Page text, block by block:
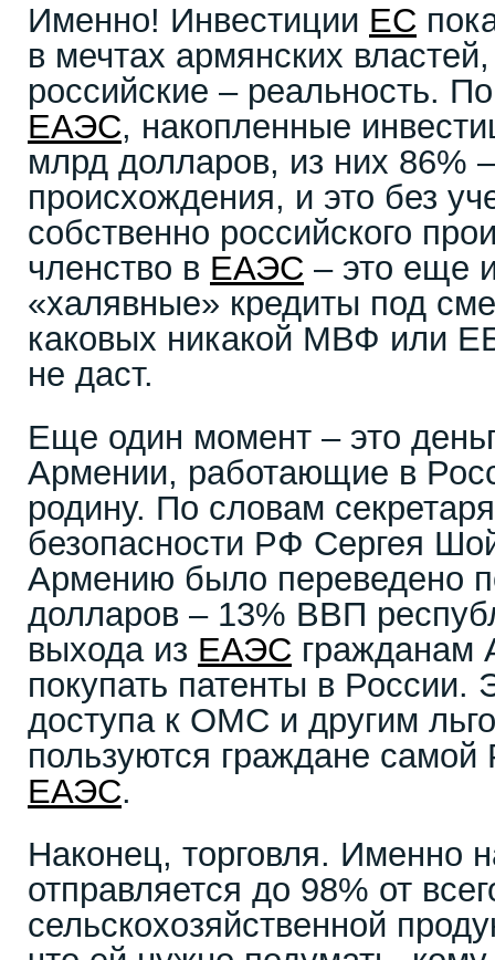
Именно! Инвестиции ЕС
в мечтах армянских
российские – реальность.
ЕАЭС, накопленные
млрд долларов, из них 86%
происхождения, и это без
собственно российского
членство в ЕАЭС – это еще
«халявные» кредиты под
каковых никакой МВФ или
не даст.
Еще один момент – это
Армении, работающие в
родину. По словам
безопасности РФ Сергея
Армению было переведено
долларов – 13% ВВП
выхода из ЕАЭС гражданам
покупать патенты в России.
доступа к ОМС и другим
пользуются граждане самой
ЕАЭС.
Наконец, торговля. Именно
отправляется до 98% от
сельскохозяйственной